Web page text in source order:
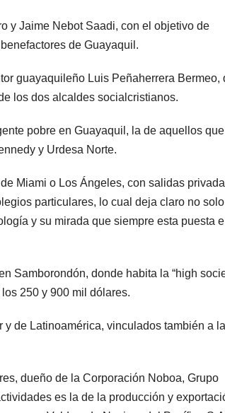
y Jaime Nebot Saadi, con el objetivo de
de Guayaquil.
guayaquileño Luis Peñaherrera Bermeo,
los dos alcaldes socialcristianos.
pobre en Guayaquil, la de aquellos
y Urdesa Norte.
Miami o Los Ángeles, con salidas
particulares, lo cual deja claro no
y su mirada que siempre esta puesta
Samborondón, donde habita la “high
250 y 900 mil dólares.
de Latinoamérica, vinculados también a la
dueño de la Corporación Noboa, Grupo
es la de la producción y